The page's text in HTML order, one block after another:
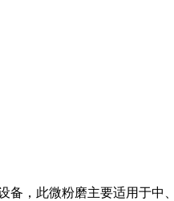
备，此微粉磨主要适用于